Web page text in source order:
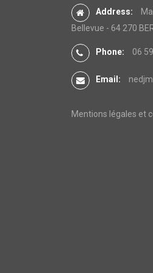
Address:
Bellevue - 64 270
Phone: 06
Email:
Mentions légales et